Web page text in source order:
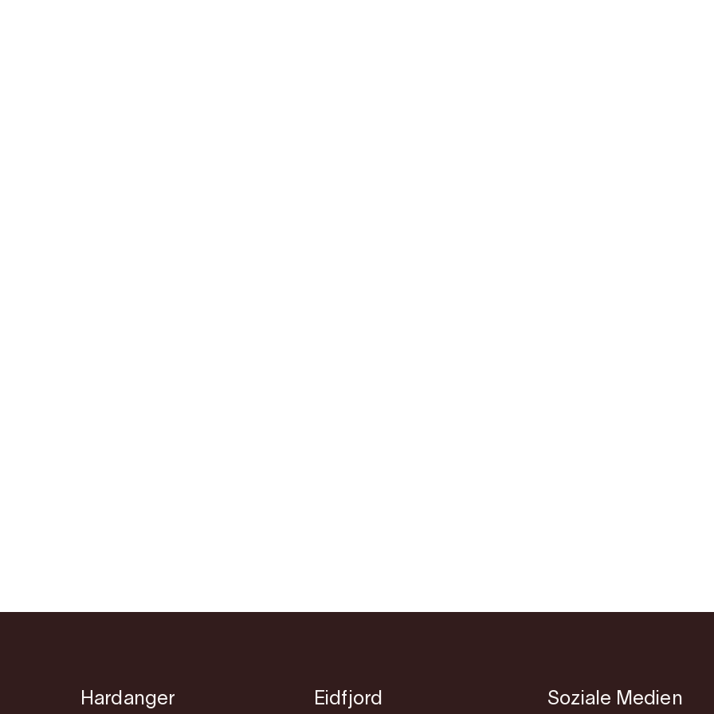
Hardanger Eidfjord Soziale Medien